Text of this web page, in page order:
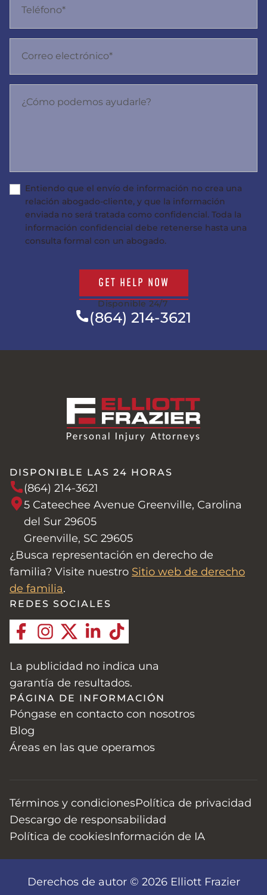
Teléfono*
Correo electrónico*
¿Cómo podemos ayudarle?
Entiendo que el envío de información no crea una
relación abogado-cliente, y que la información
enviada no será tratada como confidencial. Toda la
información confidencial debe retenerse hasta una
consulta formal con un abogado.
GET HELP NOW
Disponible 24/7
(864) 214-3621
DISPONIBLE LAS 24 HORAS
(864) 214-3621
5 Cateechee Avenue Greenville, Carolina
del Sur 29605
Greenville, SC 29605
¿Busca representación en derecho de
familia? Visite nuestro Sitio web de derecho
de familia.
REDES SOCIALES
La publicidad no indica una
garantía de resultados.
PÁGINA DE INFORMACIÓN
Póngase en contacto con nosotros
Blog
Áreas en las que operamos
Términos y condicionesPolítica de privacidad
Descargo de responsabilidad
Política de cookiesInformación de IA
Derechos de autor © 2026 Elliott Frazier